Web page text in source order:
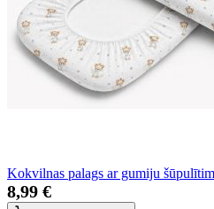
Kokvilnas palags ar gumiju
8,99 €